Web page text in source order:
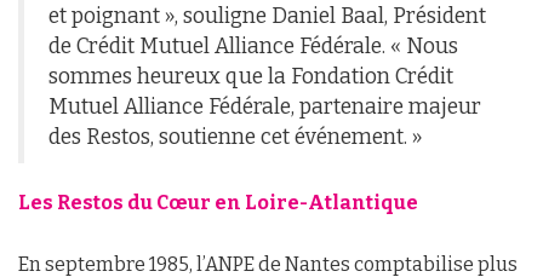
et poignant », souligne Daniel Baal, Président
de Crédit Mutuel Alliance Fédérale. « Nous
sommes heureux que la Fondation Crédit
Mutuel Alliance Fédérale, partenaire majeur
des Restos, soutienne cet événement. »
Les Restos du Cœur en Loire-Atlantique
En septembre 1985, l’ANPE de Nantes comptabilise plus